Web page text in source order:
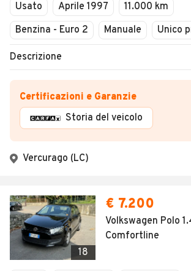
Usato Aprile 1997
11.000 km
Benzina - Euro 2
Manuale Unico
Descrizione
Certificazioni e Garanzie
Storia del veicolo
Vercurago (LC)
18
€ 7.200
Volkswagen Polo
Comfortline